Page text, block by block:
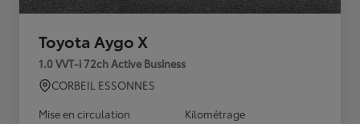
Toyota Aygo X
1.0 VVT-i 72ch Active Business
CORBEIL ESSONNES
Mise en circulation
Kilométrage